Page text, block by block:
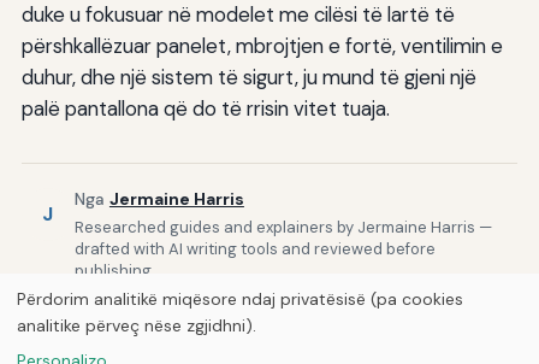
duke u fokusuar në modelet me cilësi të lartë të
përshkallëzuar panelet, mbrojtjen e fortë, ventilimin e
duhur, dhe një sistem të sigurt, ju mund të gjeni një
palë pantallona që do të rrisin vitet tuaja.
J
Nga Jermaine Harris
Researched guides and explainers by Jermaine Harris —
drafted with AI writing tools and reviewed before
publishing.
Publikuar ngaCurious Fox Learning
Përdorim analitikë miqësore ndaj privatësisë (pa cookies
analitike përveç nëse zgjidhni).